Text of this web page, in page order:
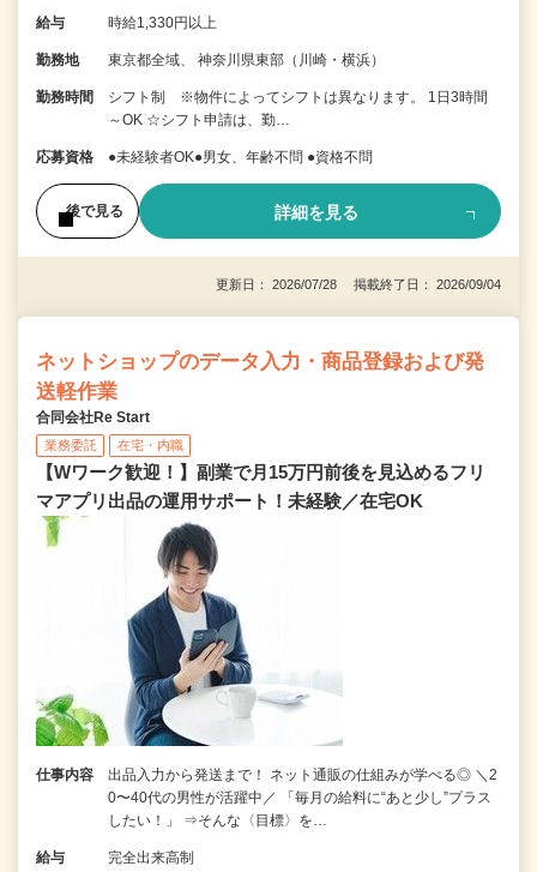
給与 時給1,330円以上
勤務地 東京都全域、 神奈川県東部（川崎・横浜）
勤務時間
シフト制 ※物件によってシフトは異なります。 1日3時間
～OK ☆シフト申請は、勤…
応募資格 ●未経験者OK●男女、年齢不問 ●資格不問
後で見る 詳細を見る
更新日： 2026/07/28 掲載終了日： 2026/09/04
ネットショップのデータ入力・商品登録および発
送軽作業
合同会社Re Start
業務委託 在宅・内職
【Wワーク歓迎！】副業で月15万円前後を見込めるフリ
マアプリ出品の運用サポート！未経験／在宅OK
仕事内容
出品入力から発送まで！ ネット通販の仕組みが学べる◎ ＼2
0〜40代の男性が活躍中／ 「毎月の給料に“あと少し”プラス
したい！」 ⇒そんな〈目標〉を…
給与 完全出来高制